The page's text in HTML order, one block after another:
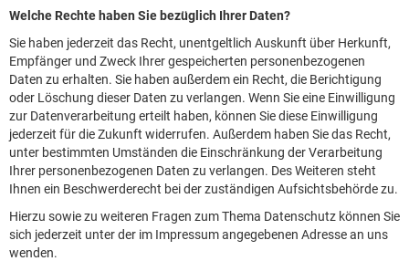
Welche Rechte haben Sie bezüglich Ihrer Daten?
Sie haben jederzeit das Recht, unentgeltlich Auskunft über Herkunft,
Empfänger und Zweck Ihrer gespeicherten personenbezogenen
Daten zu erhalten. Sie haben außerdem ein Recht, die Berichtigung
oder Löschung dieser Daten zu verlangen. Wenn Sie eine Einwilligung
zur Datenverarbeitung erteilt haben, können Sie diese Einwilligung
jederzeit für die Zukunft widerrufen. Außerdem haben Sie das Recht,
unter bestimmten Umständen die Einschränkung der Verarbeitung
Ihrer personenbezogenen Daten zu verlangen. Des Weiteren steht
Ihnen ein Beschwerderecht bei der zuständigen Aufsichtsbehörde zu.
Hierzu sowie zu weiteren Fragen zum Thema Datenschutz können Sie
sich jederzeit unter der im Impressum angegebenen Adresse an uns
wenden.